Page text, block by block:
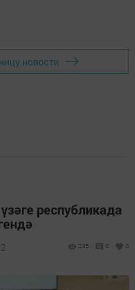
новости
республикада
235 0 0